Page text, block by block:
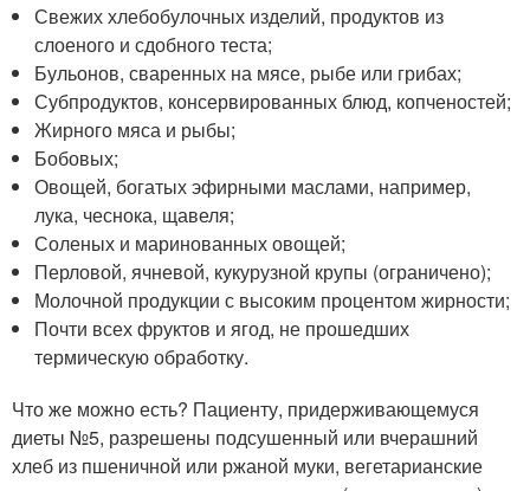
Свежих хлебобулочных изделий, продуктов из
слоеного и сдобного теста;
Бульонов, сваренных на мясе, рыбе или грибах;
Субпродуктов, консервированных блюд, копченостей;
Жирного мяса и рыбы;
Бобовых;
Овощей, богатых эфирными маслами, например,
лука, чеснока, щавеля;
Соленых и маринованных овощей;
Перловой, ячневой, кукурузной крупы (ограничено);
Молочной продукции с высоким процентом жирности;
Почти всех фруктов и ягод, не прошедших
термическую обработку.
Что же можно есть? Пациенту, придерживающемуся
диеты №5, разрешены подсушенный или вчерашний
хлеб из пшеничной или ржаной муки, вегетарианские